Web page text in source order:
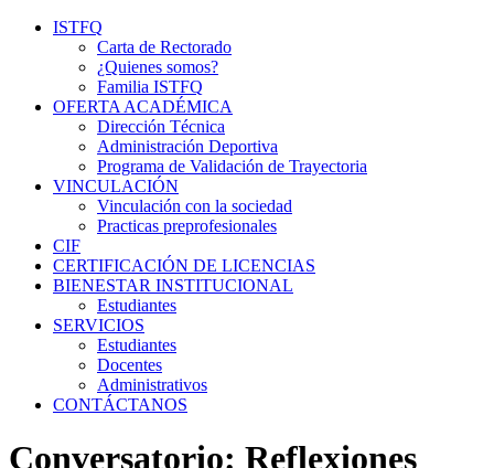
ISTFQ
Carta de Rectorado
¿Quienes somos?
Familia ISTFQ
OFERTA ACADÉMICA
Dirección Técnica
Administración Deportiva
Programa de Validación de Trayectoria
VINCULACIÓN
Vinculación con la sociedad
Practicas preprofesionales
CIF
CERTIFICACIÓN DE LICENCIAS
BIENESTAR INSTITUCIONAL
Estudiantes
SERVICIOS
Estudiantes
Docentes
Administrativos
CONTÁCTANOS
Conversatorio: Reflexiones